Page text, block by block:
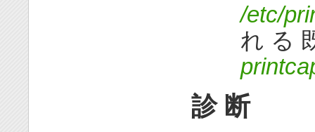
/etc/
れ る
診 断